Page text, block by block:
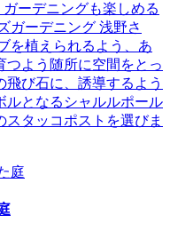
ーデニングも楽しめる
ガーデニング 浅野さ
植えられるよう、あ
つよう随所に空間をとっ
び石に、誘導するよう
ルとなるシャルルポール
タッコポストを選びま